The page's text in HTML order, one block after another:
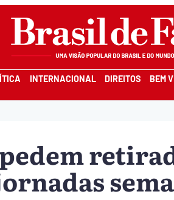
INTERNACIONAL DIREITOS BEM